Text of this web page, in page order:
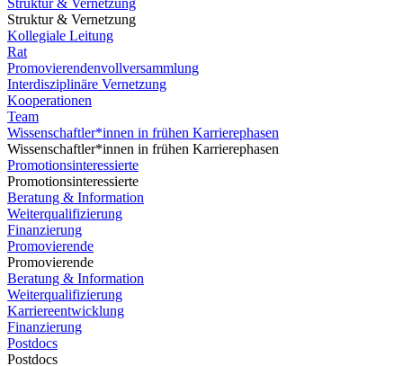
Struktur & Vernetzung
Struktur & Vernetzung
Kollegiale Leitung
Rat
Promovierendenvollversammlung
Interdisziplinäre Vernetzung
Kooperationen
Team
Wissenschaftler*innen in frühen Karrierephasen
Wissenschaftler*innen in frühen Karrierephasen
Promotionsinteressierte
Promotionsinteressierte
Beratung & Information
Weiterqualifizierung
Finanzierung
Promovierende
Promovierende
Beratung & Information
Weiterqualifizierung
Karriereentwicklung
Finanzierung
Postdocs
Postdocs